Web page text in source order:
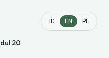
ID EN PL
20